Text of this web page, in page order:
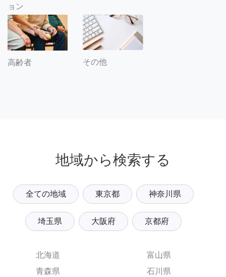
ョン
高齢者 その他
地域から検索する
全ての地域 東京都 神奈川県
埼玉県 大阪府 京都府
北海道
青森県
富山県
石川県